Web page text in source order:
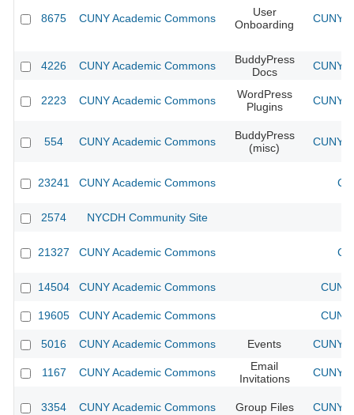
8675 CUNY Academic Commons
User
Onboarding
CUNY
4226 CUNY Academic Commons
BuddyPress
Docs
CUNY
2223 CUNY Academic Commons
WordPress
Plugins
CUNY
554 CUNY Academic Commons
BuddyPress
(misc)
CUNY
23241 CUNY Academic Commons
2574 NYCDH Community Site
21327 CUNY Academic Commons
14504 CUNY Academic Commons
19605 CUNY Academic Commons
5016 CUNY Academic Commons Events CUNY
1167 CUNY Academic Commons
Email
Invitations
CUNY
3354 CUNY Academic Commons Group Files CUNY